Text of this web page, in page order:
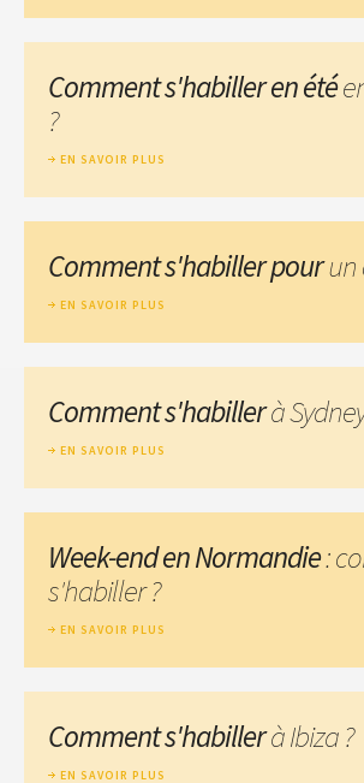
Comment s'habiller en été
?
EN SAVOIR PLUS
Comment s'habiller pourun
EN SAVOIR PLUS
Comment s'habillerà
EN SAVOIR PLUS
Week-end en Normandie:
s'habiller ?
EN SAVOIR PLUS
Comment s'habillerà Ibiza ?
EN SAVOIR PLUS